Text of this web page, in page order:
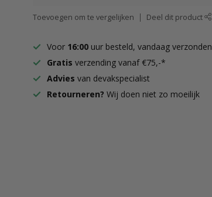
Toevoegen om te vergelijken Deel dit product
Voor 16:00 uur besteld, vandaag verzonden
Gratis verzending vanaf €75,-*
Advies van devakspecialist
Retourneren?Wij doen niet zo moeilijk